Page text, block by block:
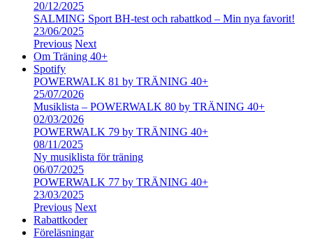
20/12/2025
SALMING Sport BH-test och rabattkod – Min nya favorit!
23/06/2025
Previous Next
Om Träning 40+
Spotify
POWERWALK 81 by TRÄNING 40+
25/07/2026
Musiklista – POWERWALK 80 by TRÄNING 40+
02/03/2026
POWERWALK 79 by TRÄNING 40+
08/11/2025
Ny musiklista för träning
06/07/2025
POWERWALK 77 by TRÄNING 40+
23/03/2025
Previous Next
Rabattkoder
Föreläsningar